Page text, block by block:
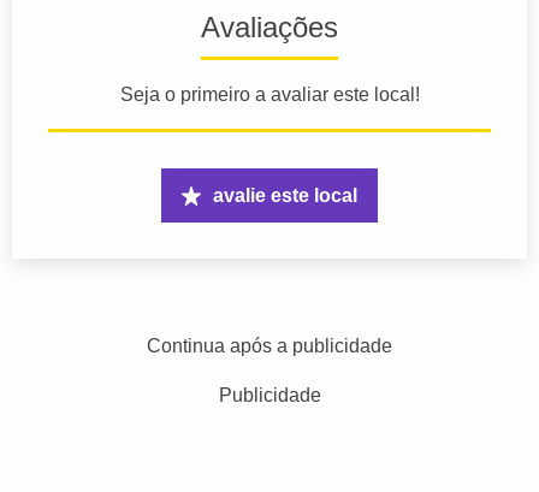
Avaliações
Seja o primeiro a avaliar este local!
avalie este local
Continua após a publicidade
Publicidade